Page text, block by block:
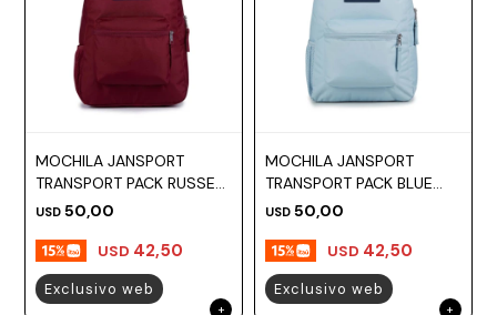
MOCHILA JANSPORT
TRANSPORT PACK RUSSET
RED
USD 50,00
USD 42,50
Exclusivo web
MOCHILA JANSPORT
TRANSPORT PACK BLUE
DESK
USD 50,00
USD 42,50
Exclusivo web